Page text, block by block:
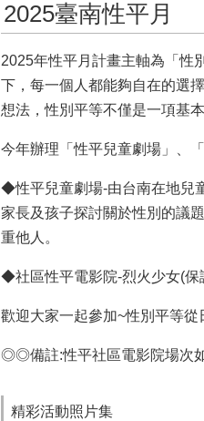
2025臺南性平月
2025年性平月計畫主軸為「性
下，每一個人都能夠自在的選
想法，性別平等不僅是一項基
今年辦理「性平兒童劇場」、
◆性平兒童劇場-由台南在地兒
家長及孩子探討關於性別的議
重他人。
◆社區性平電影院-烈火少女(保
歡迎大家一起參加~性別平等從
◎◎備註:性平社區電影院場次
精彩活動照片集